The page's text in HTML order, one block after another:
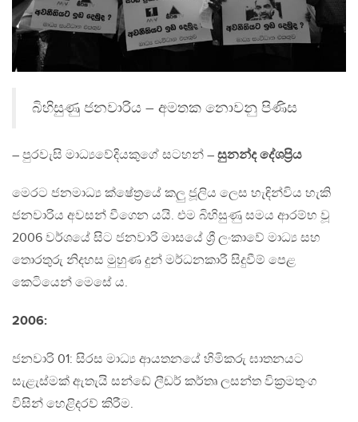
බිහිසුණු ජනවාරිය – අමතක නොවනු පිණිස
– පුරවැසි මාධ්‍යවේදියකුගේ සටහන් – සුනන්ද දේශප්‍රිය
මෙරට ජනමාධ්‍ය ක්ෂේත්‍රයේ කලු ජූලිය ලෙස හැඳින්විය හැකි
ජනවාරිය අවසන් වීගෙන යයි. එම බිහිසුණු සමය ආරම්භ වූ
2006 වර්ශයේ සිට ජනවාරි මාසයේ ශ්‍රී ලංකාවේ මාධ්‍ය සහ
තොරතුරු නිදහස මුහුණ දුන් මර්ධනකාරී සිදුවීම් පෙළ
කෙටියෙන් මෙසේ ය.
2006:
ජනවාරි 01: සිරස මාධ්‍ය ආයතනයේ හිමිකරු ඝාතනයට
සැළැස්මක් ඇතැයි සන්ඩේ ලීඩර් කර්තෘ ලසන්ත වික්‍රමතුංග
විසින් හෙළිදරව් කිරීම.